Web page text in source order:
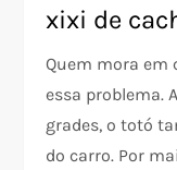
xixi de
Quem mora em
essa problema.
grades, o totó
do carro. Por